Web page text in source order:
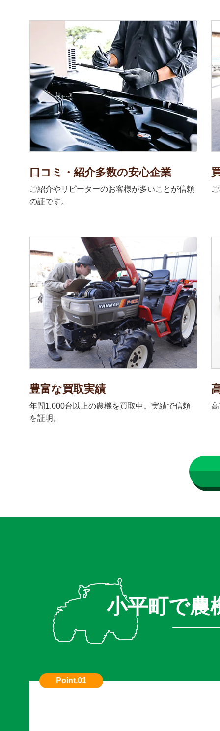
口コミ・紹介多数の安心企業
ご紹介やリピーターのお客様が多いことが信頼
の証です。
豊富な買取実績
年間1,000台以上の農機を買取中。実績で信頼
を証明。
小平町で農